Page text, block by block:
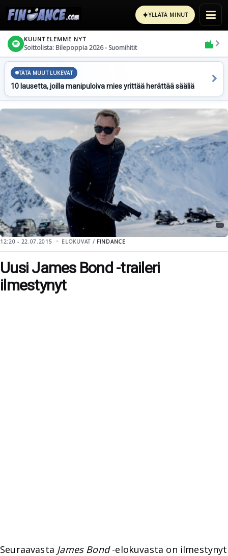
✦YLLÄTÄ MINUT
KUUNTELEMME NYT
Soittolista: Bilepoppia 2026 - Suomihitit
TÄTÄ MUUT LUKEVAT
10 lausetta, joilla manipuloiva mies yrittää herättää sääliä
12:20 - 22.07.2015 ELOKUVAT / FINDANCE
Uusi James Bond -traileri
ilmestynyt
Seuraavasta James Bond-elokuvasta on ilmestynyt